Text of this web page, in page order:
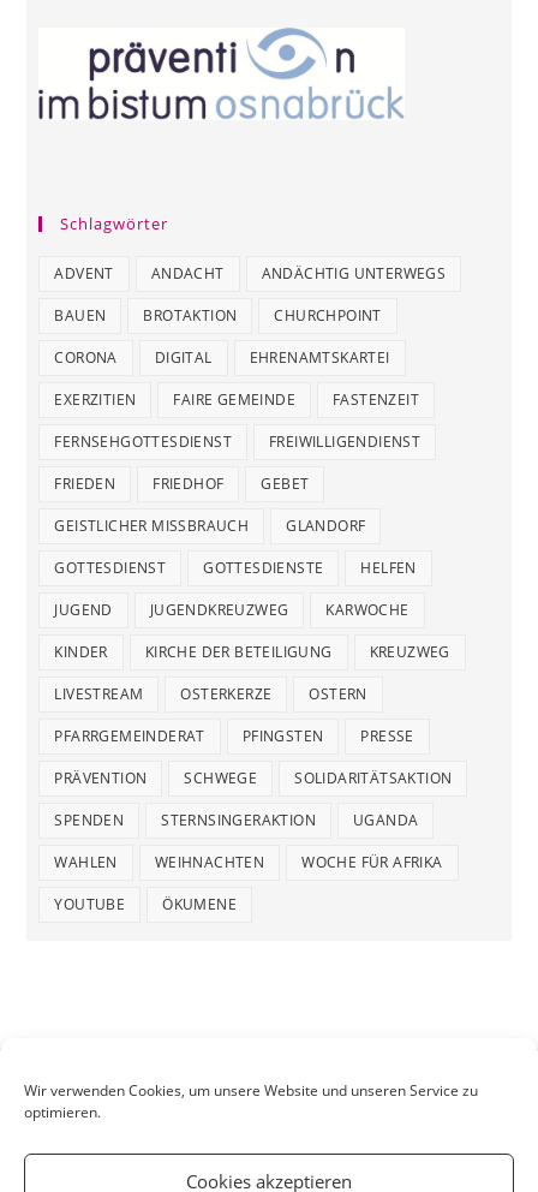
Wir verwenden Cookies, um unsere Website und unseren Service zu
optimieren.
Cookies akzeptieren
Schlagwörter
ADVENT ANDACHT ANDÄCHTIG UNTERWEGS
BAUEN BROTAKTION CHURCHPOINT
CORONA DIGITAL EHRENAMTSKARTEI
EXERZITIEN FAIRE GEMEINDE FASTENZEIT
FERNSEHGOTTESDIENST FREIWILLIGENDIENST
FRIEDEN FRIEDHOF GEBET
GEISTLICHER MISSBRAUCH GLANDORF
GOTTESDIENST GOTTESDIENSTE HELFEN
JUGEND JUGENDKREUZWEG KARWOCHE
KINDER KIRCHE DER BETEILIGUNG KREUZWEG
LIVESTREAM OSTERKERZE OSTERN
PFARRGEMEINDERAT PFINGSTEN PRESSE
PRÄVENTION SCHWEGE SOLIDARITÄTSAKTION
SPENDEN STERNSINGERAKTION UGANDA
WAHLEN WEIHNACHTEN WOCHE FÜR AFRIKA
YOUTUBE ÖKUMENE